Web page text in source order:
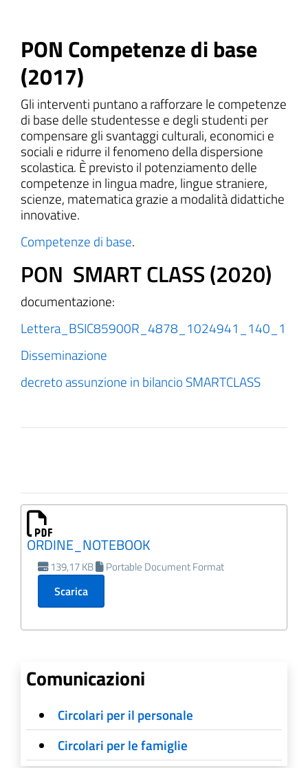
PON Competenze di base
(2017)
Gli interventi puntano a rafforzare le competenze
di base delle studentesse e degli studenti per
compensare gli svantaggi culturali, economici e
sociali e ridurre il fenomeno della dispersione
scolastica. È previsto il potenziamento delle
competenze in lingua madre, lingue straniere,
scienze, matematica grazie a modalità didattiche
innovative.
Competenze di base.
PON SMART CLASS (2020)
documentazione:
Lettera_BSIC85900R_4878_1024941_140_1
Disseminazione
decreto assunzione in bilancio SMARTCLASS
ORDINE_NOTEBOOK
139,17 KB Portable Document Format
Scarica
Comunicazioni
Circolari per il personale
Circolari per le famiglie